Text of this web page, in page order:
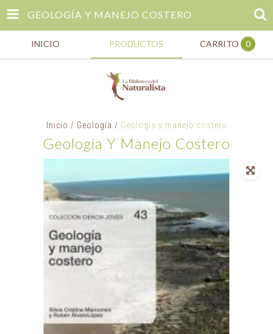
GEOLOGÍA Y MANEJO COSTERO
INICIO PRODUCTOS CARRITO 0
Inicio / Geología / Geología y manejo costero
Geología Y Manejo Costero